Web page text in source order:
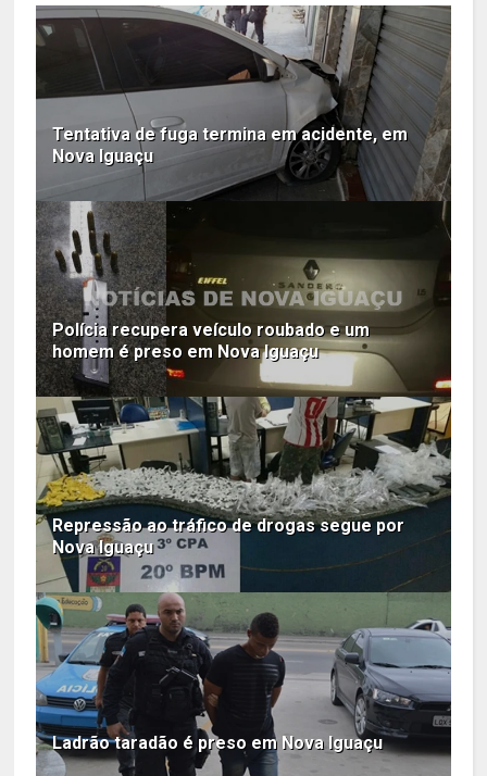
Tentativa de fuga termina em acidente, em
Nova Iguaçu
Polícia recupera veículo roubado e um
homem é preso em Nova Iguaçu
Repressão ao tráfico de drogas segue por
Nova Iguaçu
Ladrão taradão é preso em Nova Iguaçu